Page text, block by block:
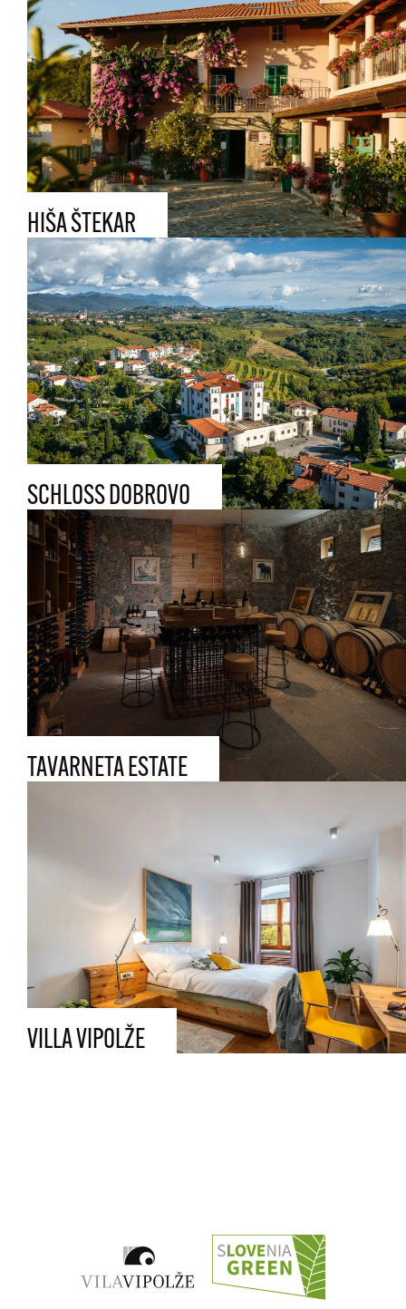
HIŠA ŠTEKAR
SCHLOSS DOBROVO
TAVARNETA ESTATE
VILLA VIPOLŽE